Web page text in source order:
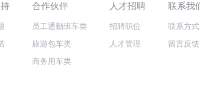
合作伙伴
员工通勤班车类
旅游包车类
商务用车类
人才招聘
招聘职位
人才管理
联系我
联系方式
留言反馈